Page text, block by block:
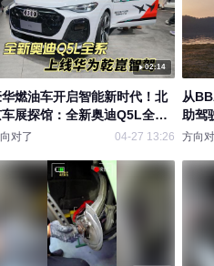
02:14
燃油车开启智能新时代！北
展探馆：全新奥迪Q5L全系
华为乾崑智驾
对了 04-27 13:26
从
助驾
方向